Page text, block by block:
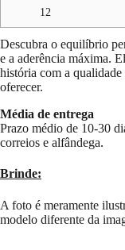
12
Descubra o equilíbrio
e a aderência máxima.
história com a
oferecer.
Média de entrega
Prazo médio de 10-30
correios e alfândega.
Brinde:
A foto é meramente
modelo diferente da